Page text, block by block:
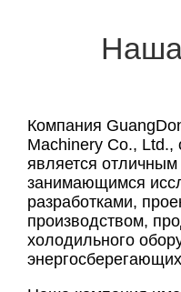
Наша
Компания
Machinery Co., Ltd.,
является
занимающимся
разработками,
производством,
холодильного